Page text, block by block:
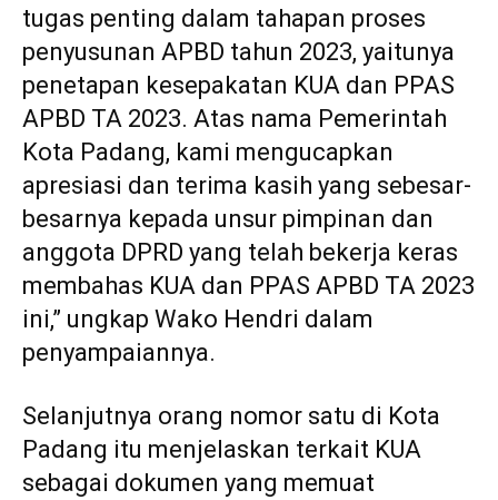
tugas penting dalam tahapan proses
penyusunan APBD tahun 2023, yaitunya
penetapan kesepakatan KUA dan PPAS
APBD TA 2023. Atas nama Pemerintah
Kota Padang, kami mengucapkan
apresiasi dan terima kasih yang sebesar-
besarnya kepada unsur pimpinan dan
anggota DPRD yang telah bekerja keras
membahas KUA dan PPAS APBD TA 2023
ini,” ungkap Wako Hendri dalam
penyampaiannya.
Selanjutnya orang nomor satu di Kota
Padang itu menjelaskan terkait KUA
sebagai dokumen yang memuat